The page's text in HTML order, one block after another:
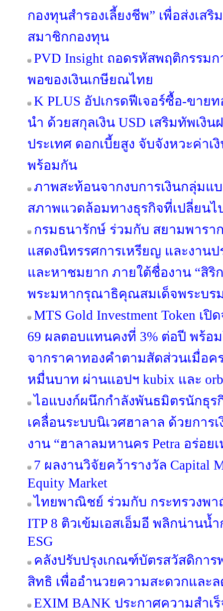
กองทุนสำรองเลี้ยงชีพ” เพื่อส่งเส
สมาชิกกองทุน
PVD Insight ถอดรหัสพฤติกรรม
พอของเงินเกษียณไทย
K PLUS อัปเกรดฟีเจอร์ซื้อ-ขาย
นำ ด้วยสกุลเงิน USD เสริมทัพเงิน
ประเทศ ดอกเบี้ยสูง จับจังหวะค่าเ
พร้อมกัน
ภาพสะท้อนจากงบการเงินกลุ่มแ
สภาพแวดล้อมทางธุรกิจที่เปลี่ยนไ
กรมธนารักษ์ ร่วมกับ สยามพารา
แสดงนิทรรศการเหรียญ และงา
และหาชมยาก ภายใต้ชื่องาน “สิ
พระมหากรุณาธิคุณสมเด็จพระบร
MTS Gold Investment Token เ
69 ผลตอบแทนคงที่ 3% ต่อปี พร้อ
จากราคาทองคำตามสัดส่วนเมื่อค
หมื่นบาท ผ่านแอปฯ kubix และ
ไอแบงก์ผนึกกำลังพันธมิตรนักธุ
เคลื่อนระบบนิเวศฮาลาล ด้วยการ
งาน “ฮาลาลมหานคร Petra อร่อย
7 ผลงานวิจัยคว้ารางวัล Capital
Equity Market
ไทยพาณิชย์ ร่วมกับ กระทรวงพา
ITP 8 ติวเข้มเอสเอ็มอี พลิกน่านน้
ESG
คลังปรับปรุงเกณฑ์บัตรสวัสดิกา
สิทธิ เพื่ออำนวยความสะดวกและ
EXIM BANK ประกาศความสำเร็